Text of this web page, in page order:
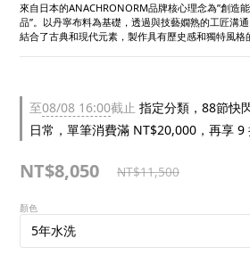
來自日本的ANACHRONORM品牌核心理念為”創造
品”。以丹寧布料為基礎，透過與技藝嫺熟的工匠溝
結合了古典和現代元素，製作具有歷史感和獨特風格
至08/08 16:00截止 指定分類，88節快
日常，單筆消費滿 NT$20,000，再享
NT$8,050 NT$11,500
顏色